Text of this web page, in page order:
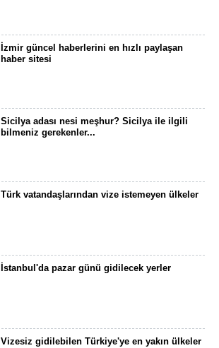
İzmir güncel haberlerini en hızlı paylaşan
haber sitesi
Sicilya adası nesi meşhur? Sicilya ile ilgili
bilmeniz gerekenler...
Türk vatandaşlarından vize istemeyen ülkeler
İstanbul'da pazar günü gidilecek yerler
Vizesiz gidilebilen Türkiye'ye en yakın ülkeler